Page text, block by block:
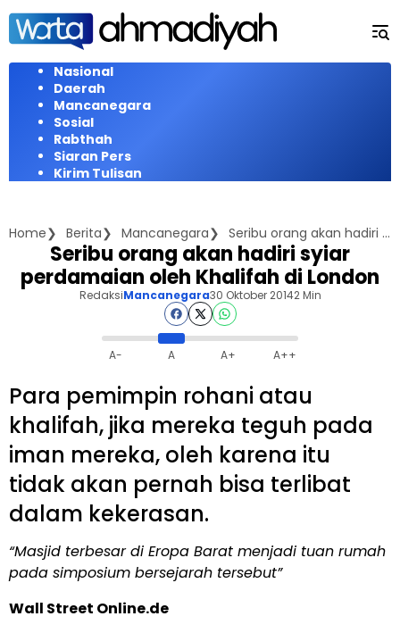
Langsung
konten
Nasional
Daerah
Mancanegara
Sosial
Rabthah
Siaran Pers
Kirim Tulisan
Home Berita Mancanegara Seribu orang akan hadiri syiar perdamaian oleh Khalifah di London
Seribu orang akan hadiri syiar
perdamaian oleh Khalifah di London
RedaksiMancanegara30 Oktober 20142 Min
A- A A+ A++
Para pemimpin rohani atau
khalifah, jika mereka teguh pada
iman mereka, oleh karena itu
tidak akan pernah bisa terlibat
dalam kekerasan.
“Masjid terbesar di Eropa Barat menjadi tuan rumah
pada simposium bersejarah tersebut”
Wall Street Online.de